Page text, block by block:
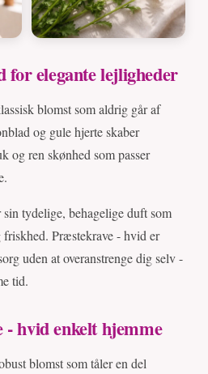
for elegante lejligheder
blomst som aldrig går af
og gule hjerte skaber
og ren skønhed som passer
tydelige, behagelige duft som
Præstekrave - hvid er
uden at overanstrenge dig selv -
tid.
hvid enkelt hjemme
blomst som tåler en del